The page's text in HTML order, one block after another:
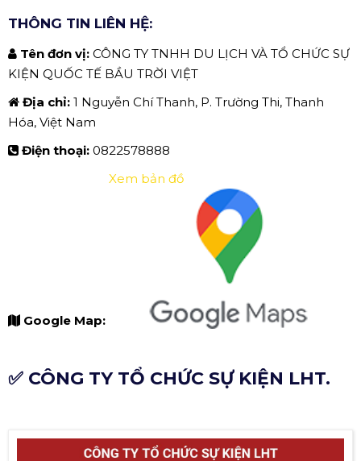
THÔNG TIN LIÊN HỆ:
Tên đơn vị: CÔNG TY TNHH DU LỊCH VÀ TỔ CHỨC SỰ
KIỆN QUỐC TẾ BẦU TRỜI VIỆT
Địa chỉ: 1 Nguyễn Chí Thanh, P. Trường Thi, Thanh
Hóa, Việt Nam
Điện thoại: 0822578888
Google Map:
Xem bản đồ
✅ CÔNG TY TỔ CHỨC SỰ KIỆN LHT.